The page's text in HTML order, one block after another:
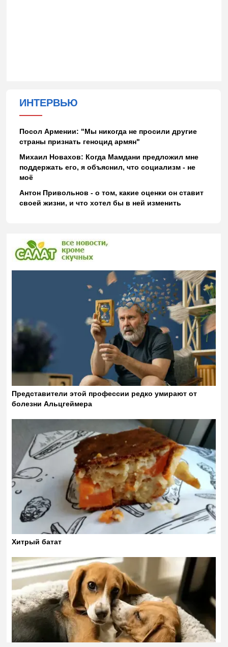
ИНТЕРВЬЮ
Посол Армении: "Мы никогда не просили другие
страны признать геноцид армян"
Михаил Новахов: Когда Мамдани предложил мне
поддержать его, я объяснил, что социализм - не
моё
Антон Привольнов - о том, какие оценки он ставит
своей жизни, и что хотел бы в ней изменить